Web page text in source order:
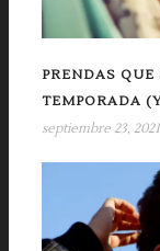
PRENDAS
TEMPORADA
septiembre 23, 2021